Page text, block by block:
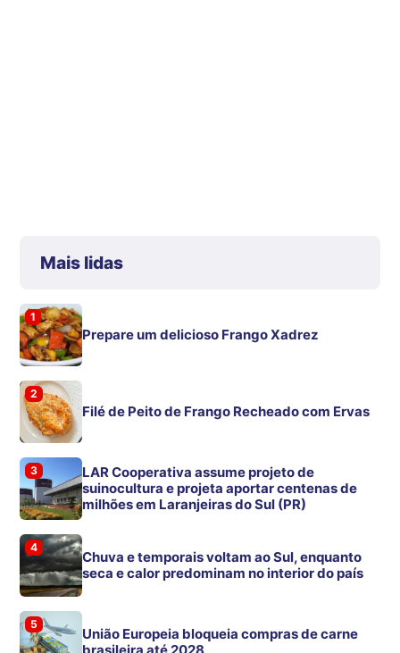
Mais lidas
1
Prepare um delicioso Frango Xadrez
2
Filé de Peito de Frango Recheado com Ervas
3
LAR Cooperativa assume projeto de
suinocultura e projeta aportar centenas de
milhões em Laranjeiras do Sul (PR)
4
Chuva e temporais voltam ao Sul, enquanto
seca e calor predominam no interior do país
5
União Europeia bloqueia compras de carne